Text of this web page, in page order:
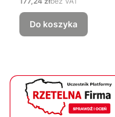
Do koszyka